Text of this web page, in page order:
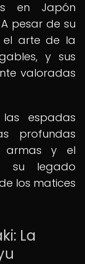
en Japón
pesar de su
el arte de la
y sus
valoradas
espadas
profundas
armas y el
su legado
los matices
La